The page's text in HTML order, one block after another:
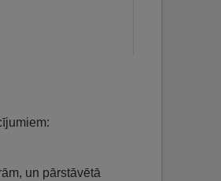
un pārstāvētā